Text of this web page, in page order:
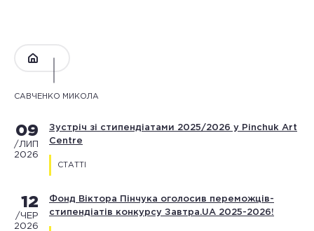
САВЧЕНКО МИКОЛА
09
/ЛИП
2026
Зустріч зі стипендіатами 2025/2026 у Pinchuk Art
Centre
СТАТТІ
12
/ЧЕР
2026
Фонд Віктора Пінчука оголосив переможців-
стипендіатів конкурсу Завтра.UA 2025-2026!